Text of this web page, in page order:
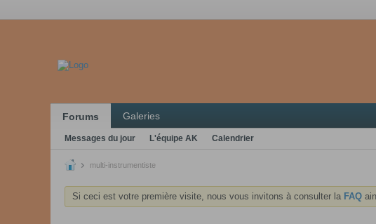
Forums Galeries
Messages du jour L'équipe AK Calendrier
multi-instrumentiste
Si ceci est votre première visite, nous vous invitons à consulter la FAQ